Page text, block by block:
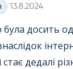
Kirjoitettu
13.8.2024
була досить
дедалі